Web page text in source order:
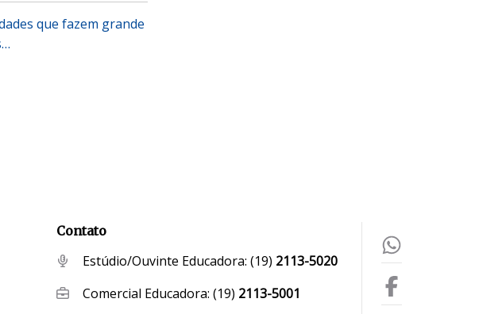
que fazem grande
Contato
Estúdio/Ouvinte Educadora: (19) 2113-5020
Comercial Educadora: (19) 2113-5001